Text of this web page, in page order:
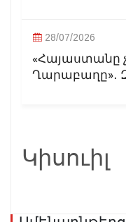
28/07/2026
«Հայաստանը
Ղարաբաղը»․
Կիսուիլ